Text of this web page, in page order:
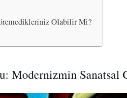
Olabilir Mi?
Modernizmin Sanatsal